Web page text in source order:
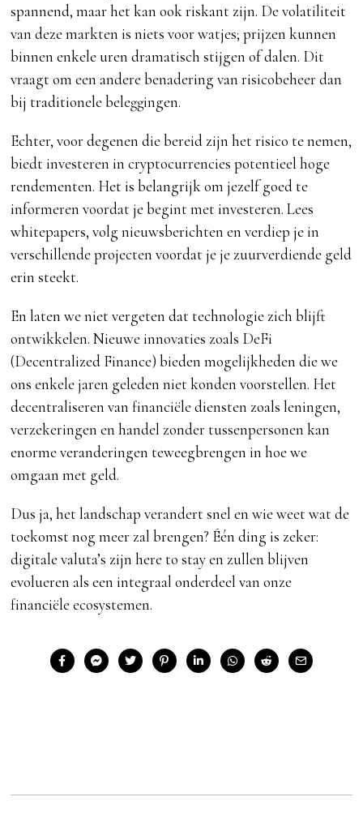
spannend, maar het kan ook riskant zijn. De volatiliteit
van deze markten is niets voor watjes; prijzen kunnen
binnen enkele uren dramatisch stijgen of dalen. Dit
vraagt om een andere benadering van risicobeheer dan
bij traditionele beleggingen.
Echter, voor degenen die bereid zijn het risico te nemen,
biedt investeren in cryptocurrencies potentieel hoge
rendementen. Het is belangrijk om jezelf goed te
informeren voordat je begint met investeren. Lees
whitepapers, volg nieuwsberichten en verdiep je in
verschillende projecten voordat je je zuurverdiende geld
erin steekt.
En laten we niet vergeten dat technologie zich blijft
ontwikkelen. Nieuwe innovaties zoals DeFi
(Decentralized Finance) bieden mogelijkheden die we
ons enkele jaren geleden niet konden voorstellen. Het
decentraliseren van financiële diensten zoals leningen,
verzekeringen en handel zonder tussenpersonen kan
enorme veranderingen teweegbrengen in hoe we
omgaan met geld.
Dus ja, het landschap verandert snel en wie weet wat de
toekomst nog meer zal brengen? Één ding is zeker:
digitale valuta’s zijn here to stay en zullen blijven
evolueren als een integraal onderdeel van onze
financiële ecosystemen.